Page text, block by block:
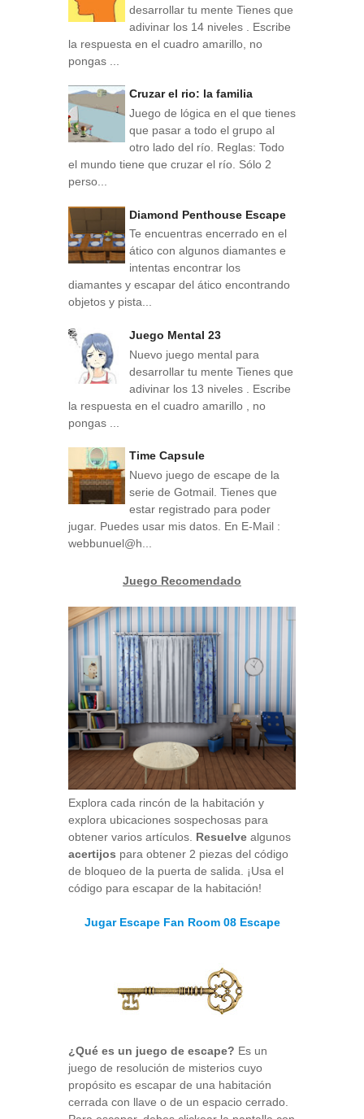
desarrollar tu mente Tienes que
adivinar los 14 niveles . Escribe
la respuesta en el cuadro amarillo, no
pongas ...
Cruzar el rio: la familia
Juego de lógica en el que tienes
que pasar a todo el grupo al
otro lado del río. Reglas: Todo
el mundo tiene que cruzar el río. Sólo 2
perso...
Diamond Penthouse Escape
Te encuentras encerrado en el
ático con algunos diamantes e
intentas encontrar los
diamantes y escapar del ático encontrando
objetos y pista...
Juego Mental 23
Nuevo juego mental para
desarrollar tu mente Tienes que
adivinar los 13 niveles . Escribe
la respuesta en el cuadro amarillo , no
pongas ...
Time Capsule
Nuevo juego de escape de la
serie de Gotmail. Tienes que
estar registrado para poder
jugar. Puedes usar mis datos. En E-Mail :
webbunuel@h...
Juego Recomendado
Explora cada rincón de la habitación y
explora ubicaciones sospechosas para
obtener varios artículos. Resuelve algunos
acertijos para obtener 2 piezas del código
de bloqueo de la puerta de salida. ¡Usa el
código para escapar de la habitación!
Jugar Escape Fan Room 08 Escape
¿Qué es un juego de escape? Es un
juego de resolución de misterios cuyo
propósito es escapar de una habitación
cerrada con llave o de un espacio cerrado.